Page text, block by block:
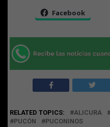
Facebook
RELATED TOPICS: ALICURA
PUCÓN
PUCONINOS